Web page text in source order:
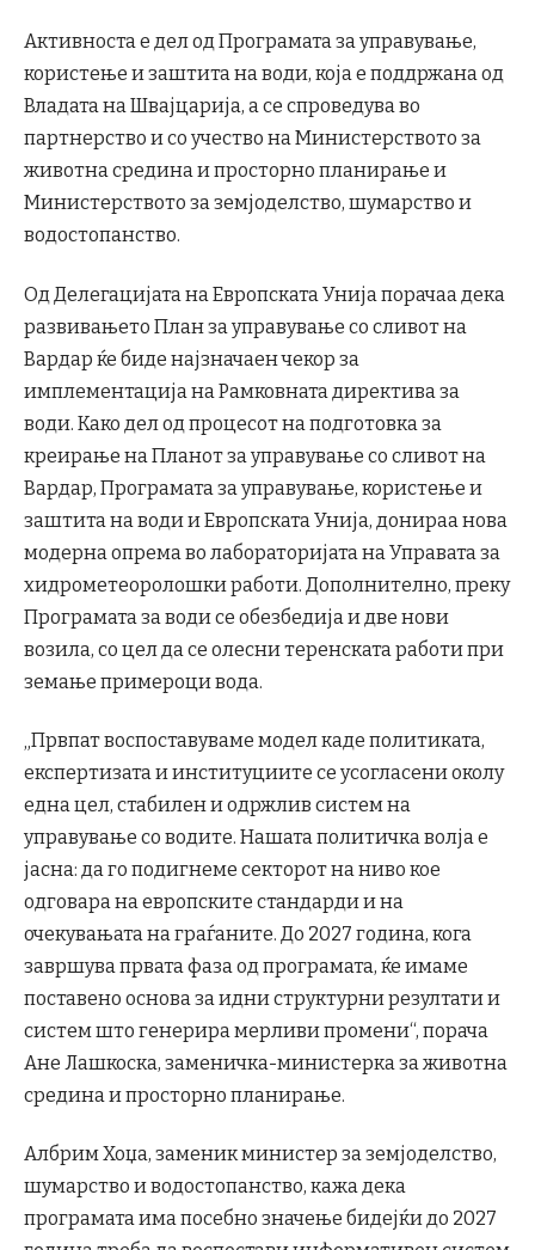
Активноста е дел од Програмата за управување,
користење и заштита на води, која е поддржана од
Владата на Швајцарија, а се спроведува во
партнерство и со учество на Министерството за
животна средина и просторно планирање и
Министерството за земјоделство, шумарство и
водостопанство.
Од Делегацијата на Европската Унија порачаа дека
развивањето План за управување со сливот на
Вардар ќе биде најзначаен чекор за
имплементација на Рамковната директива за
води. Како дел од процесот на подготовка за
креирање на Планот за управување со сливот на
Вардар, Програмата за управување, користење и
заштита на води и Европската Унија, донираа нова
модерна опрема во лабораторијата на Управата за
хидрометеоролошки работи. Дополнително, преку
Програмата за води се обезбедија и две нови
возила, со цел да се олесни теренската работи при
земање примероци вода.
„Првпат воспоставуваме модел каде политиката,
експертизата и институциите се усогласени околу
една цел, стабилен и одржлив систем на
управување со водите. Нашата политичка волја е
јасна: да го подигнеме секторот на ниво кое
одговара на европските стандарди и на
очекувањата на граѓаните. До 2027 година, кога
завршува првата фаза од програмата, ќе имаме
поставено основа за идни структурни резултати и
систем што генерира мерливи промени“, порача
Ане Лашкоска, заменичка-министерка за животна
средина и просторно планирање.
Албрим Хоџа, заменик министер за земјоделство,
шумарство и водостопанство, кажа дека
програмата има посебно значење бидејќи до 2027